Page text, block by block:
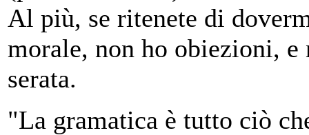
Al più, se ritenete di
morale, non ho obiezioni, e
serata.
"La gramatica è tutto ciò